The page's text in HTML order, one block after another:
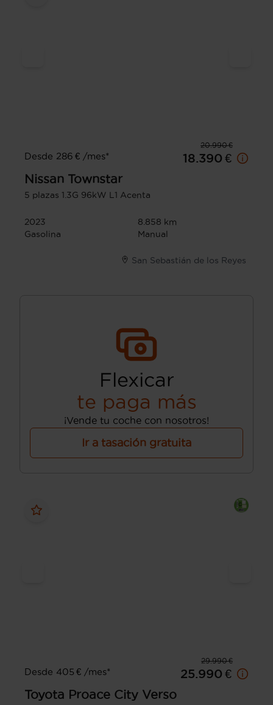
20.990 €
Desde 286 € /mes*
18.390 €
Nissan Townstar
5 plazas 1.3G 96kW L1 Acenta
2023
8.858 km
Gasolina
Manual
San Sebastián de los Reyes
Flexicar
te paga más
¡Vende tu coche con nosotros!
Ir a tasación gratuita
29.990 €
Desde 405 € /mes*
25.990 €
Toyota Proace City Verso